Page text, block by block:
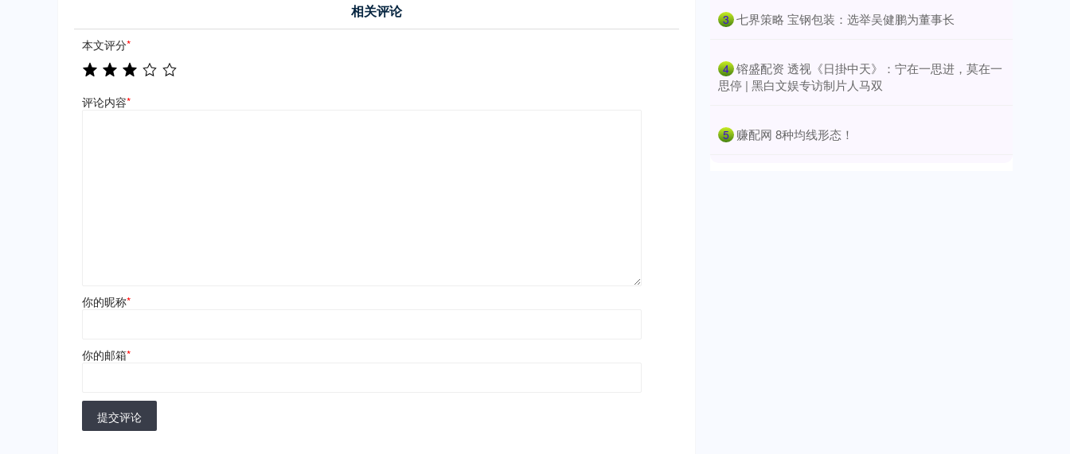
相关评论
本文评分*
评论内容*
你的昵称*
你的邮箱*
提交评论
3 ​七界策略 宝钢包装：选举吴健鹏为董事长
4 ​镕盛配资 透视《日掛中天》：宁在一思进，莫在一
思停 | 黑白文娱专访制片人马双
5 ​赚配网 8种均线形态！